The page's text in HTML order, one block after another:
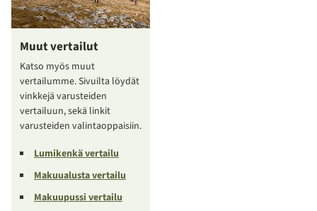
Muut vertailut
Katso myös muut
vertailumme. Sivuilta löydät
vinkkejä varusteiden
vertailuun, sekä linkit
varusteiden valintaoppaisiin.
Lumikenkä vertailu
Makuualusta vertailu
Makuupussi vertailu